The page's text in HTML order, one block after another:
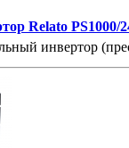
Relato
инвертор